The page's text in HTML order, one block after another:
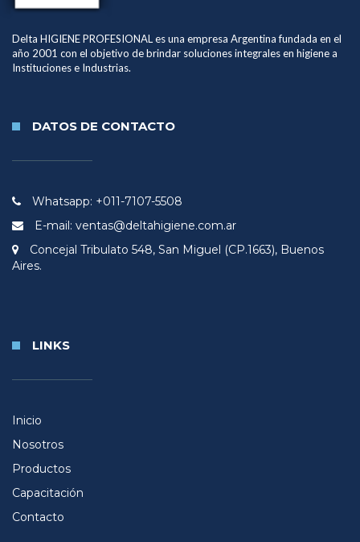
Delta HIGIENE PROFESIONAL es una empresa Argentina fundada en el
año 2001 con el objetivo de brindar soluciones integrales en higiene a
Instituciones e Industrias.
DATOS DE CONTACTO
Whatsapp: +011-7107-5508
E-mail: ventas@deltahigiene.com.ar
Concejal Tribulato 548, San Miguel (CP.1663), Buenos
Aires.
LINKS
Inicio
Nosotros
Productos
Capacitación
Contacto